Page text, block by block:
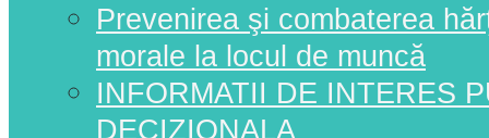
Prevenirea şi combaterea
morale la locul de muncă
INFORMATII DE INTERES
DECIZIONALA